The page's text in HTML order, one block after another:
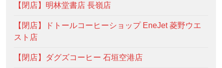
【閉店】明林堂書店 長嶺店
【閉店】ドトールコーヒーショップ EneJet 菱野ウエ
スト店
【閉店】ダグズコーヒー 石垣空港店